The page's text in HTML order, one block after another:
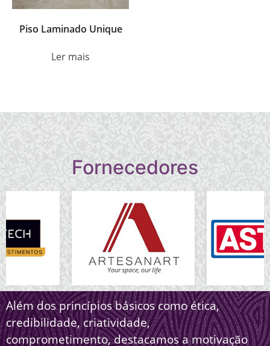
Piso Laminado Unique
Ler mais
Fornecedores
Além dos princípios básicos como ética,
credibilidade, criatividade,
comprometimento, destacamos a motivação